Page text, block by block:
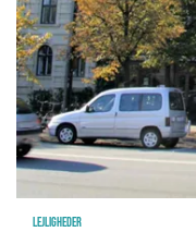
Lejligheder